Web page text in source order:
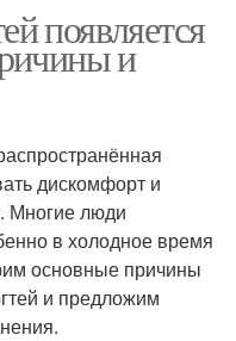
появляется
и
дискомфорт и
Многие люди
в холодное время
основные причины
и предложим